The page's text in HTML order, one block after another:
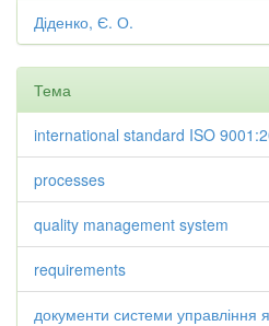
Діденко, Є. О.
Тема
international standard ISO
processes
quality management system
requirements
документи системи управління